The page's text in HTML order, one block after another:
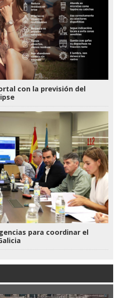
con la previsión del
para coordinar el